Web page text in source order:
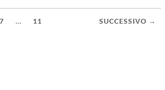
7 ... 11 SUCCESSIVO →